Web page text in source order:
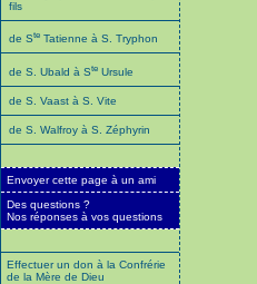
fils
de Ste Tatienne à S. Tryphon
de S. Ubald à Ste Ursule
de S. Vaast à S. Vite
de S. Walfroy à S. Zéphyrin
Envoyer cette page à un ami
Des questions ?
Nos réponses à vos questions
Effectuer un don à la Confrérie
de la Mère de Dieu